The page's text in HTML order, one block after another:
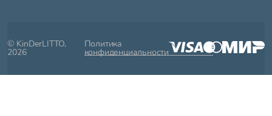
© KinDerLITTO,
2026
Политика
конфиденциальности